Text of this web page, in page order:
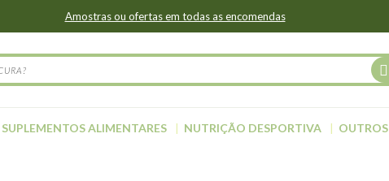
Amostras ou ofertas em todas as encomendas
SUPLEMENTOS ALIMENTARES NUTRIÇÃO DESPORTIVA OUTROS